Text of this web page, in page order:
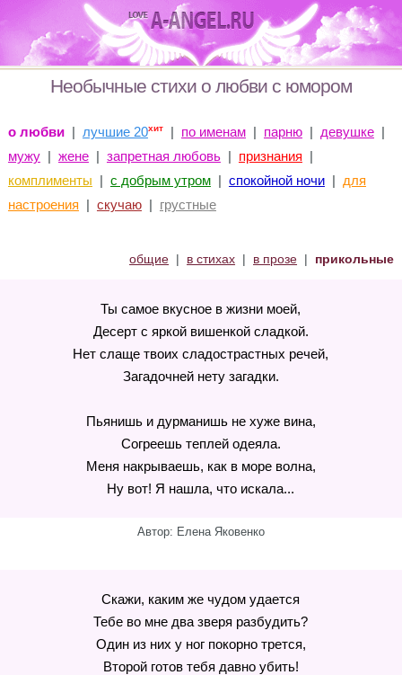
Необычные стихи о любви с юмором
о любви| лучшие 20хит| по именам| парню| девушке|
мужу| жене| запретная любовь| признания |
комплименты | с добрым утром| спокойной ночи| для
настроения | скучаю| грустные
общие | в стихах | в прозе | прикольные
Ты самое вкусное в жизни моей,
Десерт с яркой вишенкой сладкой.
Нет слаще твоих сладострастных речей,
Загадочней нету загадки.
Пьянишь и дурманишь не хуже вина,
Согреешь теплей одеяла.
Меня накрываешь, как в море волна,
Ну вот! Я нашла, что искала...
Автор: Елена Яковенко
Скажи, каким же чудом удается
Тебе во мне два зверя разбудить?
Один из них у ног покорно трется,
Второй готов тебя давно убить!